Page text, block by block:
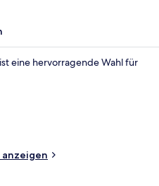
eine hervorragende Wahl für
anzeigen